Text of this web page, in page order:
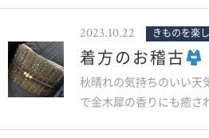
2023.10.22 きものを楽
着方のお稽古
秋晴れの気持ちのいい天
で金木犀の香りにも癒さ